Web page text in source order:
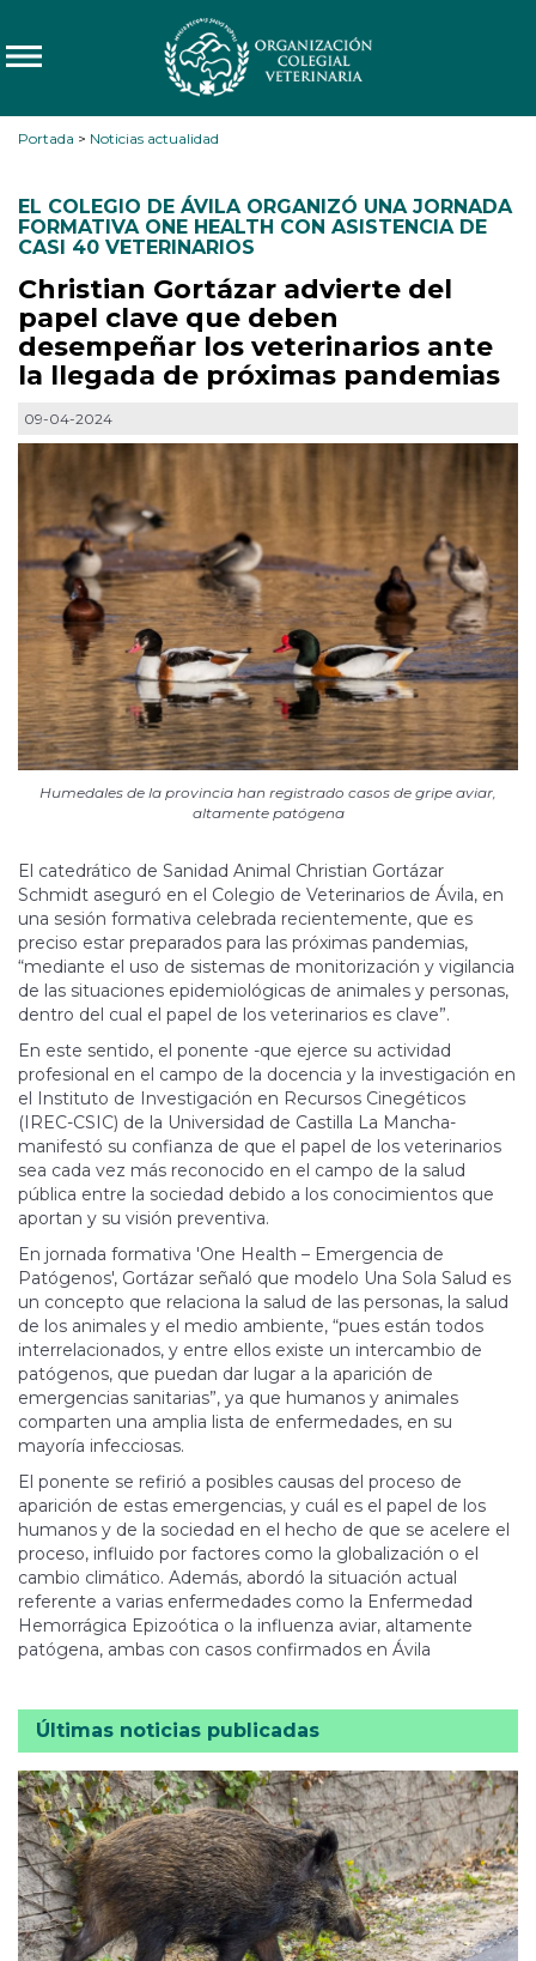
Portada > Noticias actualidad
EL COLEGIO DE ÁVILA ORGANIZÓ UNA JORNADA
FORMATIVA ONE HEALTH CON ASISTENCIA DE
CASI 40 VETERINARIOS
Christian Gortázar advierte del
papel clave que deben
desempeñar los veterinarios ante
la llegada de próximas pandemias
09-04-2024
Humedales de la provincia han registrado casos de gripe aviar,
altamente patógena
El catedrático de Sanidad Animal Christian Gortázar
Schmidt aseguró en el Colegio de Veterinarios de Ávila, en
una sesión formativa celebrada recientemente, que es
preciso estar preparados para las próximas pandemias,
“mediante el uso de sistemas de monitorización y vigilancia
de las situaciones epidemiológicas de animales y personas,
dentro del cual el papel de los veterinarios es clave”.
En este sentido, el ponente -que ejerce su actividad
profesional en el campo de la docencia y la investigación en
el Instituto de Investigación en Recursos Cinegéticos
(IREC-CSIC) de la Universidad de Castilla La Mancha-
manifestó su confianza de que el papel de los veterinarios
sea cada vez más reconocido en el campo de la salud
pública entre la sociedad debido a los conocimientos que
aportan y su visión preventiva.
En jornada formativa 'One Health – Emergencia de
Patógenos', Gortázar señaló que modelo Una Sola Salud es
un concepto que relaciona la salud de las personas, la salud
de los animales y el medio ambiente, “pues están todos
interrelacionados, y entre ellos existe un intercambio de
patógenos, que puedan dar lugar a la aparición de
emergencias sanitarias”, ya que humanos y animales
comparten una amplia lista de enfermedades, en su
mayoría infecciosas.
El ponente se refirió a posibles causas del proceso de
aparición de estas emergencias, y cuál es el papel de los
humanos y de la sociedad en el hecho de que se acelere el
proceso, influido por factores como la globalización o el
cambio climático. Además, abordó la situación actual
referente a varias enfermedades como la Enfermedad
Hemorrágica Epizoótica o la influenza aviar, altamente
patógena, ambas con casos confirmados en Ávila
Últimas noticias publicadas